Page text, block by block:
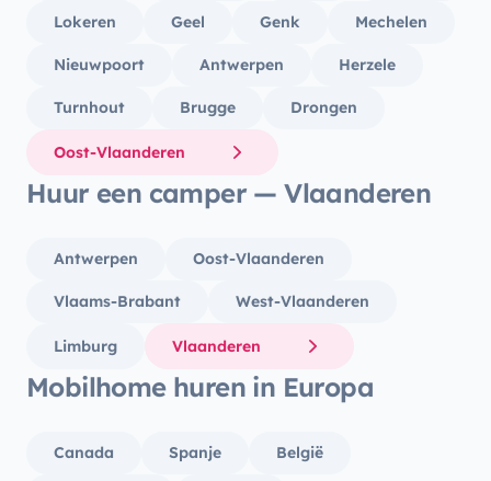
Lokeren Geel Genk Mechelen
Nieuwpoort Antwerpen Herzele
Turnhout Brugge Drongen
Oost-Vlaanderen
Huur een camper — Vlaanderen
Antwerpen Oost-Vlaanderen
Vlaams-Brabant West-Vlaanderen
Limburg Vlaanderen
Mobilhome huren in Europa
Canada Spanje België